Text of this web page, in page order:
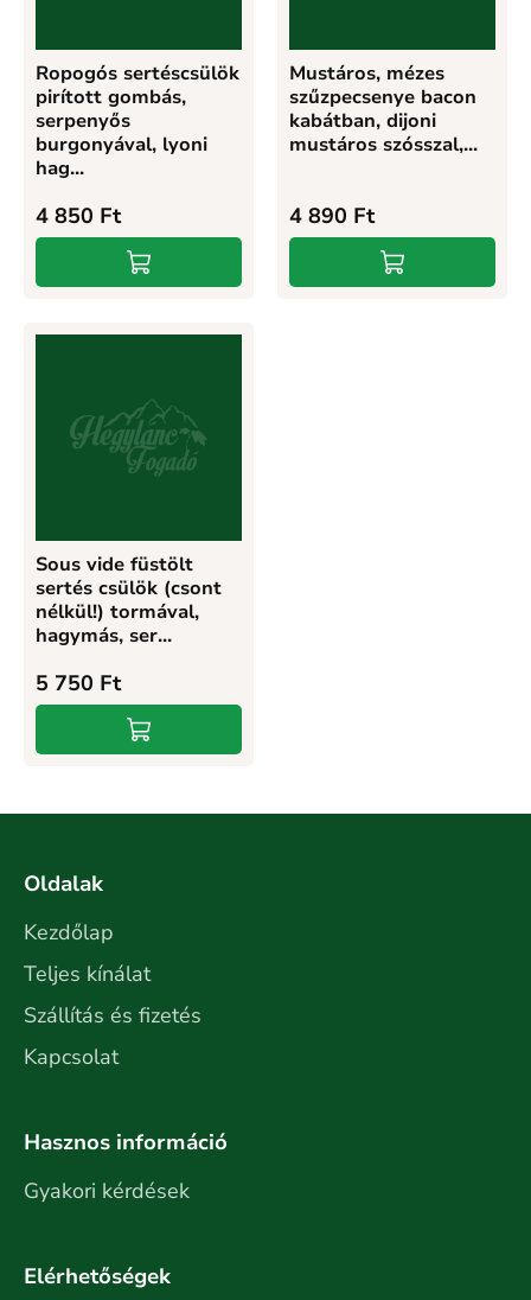
Ropogós sertéscsülök
pirított gombás,
serpenyős
burgonyával, lyoni
hag...
4 850 Ft
Mustáros, mézes
szűzpecsenye bacon
kabátban, dijoni
mustáros szósszal,...
4 890 Ft
Sous vide füstölt
sertés csülök (csont
nélkül!) tormával,
hagymás, ser...
5 750 Ft
Oldalak
Kezdőlap
Teljes kínálat
Szállítás és fizetés
Kapcsolat
Hasznos információ
Gyakori kérdések
Elérhetőségek